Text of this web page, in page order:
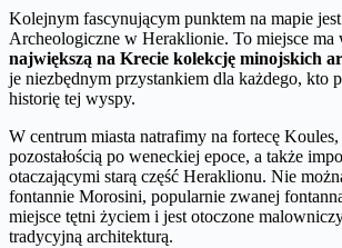
Kolejnym fascynującym punktem na mapie
Archeologiczne w Heraklionie. To miejsce ma
największą na Krecie kolekcję minojskich
je niezbędnym przystankiem dla każdego, kto
historię tej wyspy.
W centrum miasta natrafimy na fortecę
pozostałością po weneckiej epoce, a także
otaczającymi starą część Heraklionu. Nie
fontannie Morosini, popularnie zwanej
miejsce tętni życiem i jest otoczone
tradycyjną architekturą.